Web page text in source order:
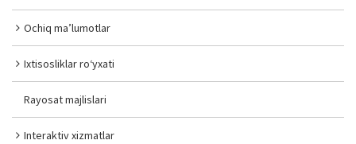
Ochiq ma’lumotlar
Ixtisosliklar ro‘yxati
Rayosat majlislari
Interaktiv xizmatlar